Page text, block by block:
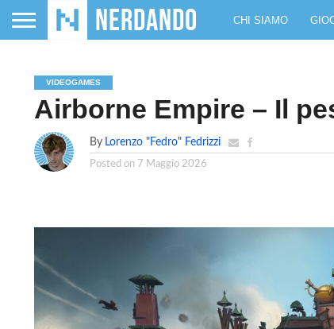
CHI SIAMO
VIDEOGAMES
Airborne Empire – Il
By Lorenzo "Fedro" Fedrizzi
Posted on 7 Maggio 2026